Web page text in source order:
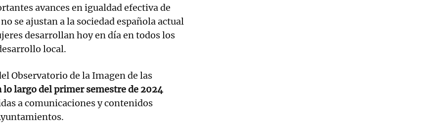
avances en igualdad efectiva de
se ajustan a la sociedad española actual
desarrollan hoy en día en todos los
local.
Observatorio de la Imagen de las
lo largo del primer semestre de 2024
a comunicaciones y contenidos